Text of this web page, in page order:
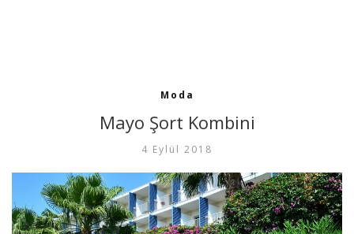
Moda
Mayo Şort Kombini
4 Eylül 2018